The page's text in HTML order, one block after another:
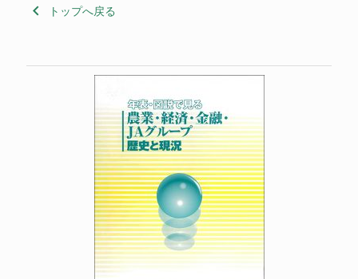
keyboard_arrow_left トップへ戻る